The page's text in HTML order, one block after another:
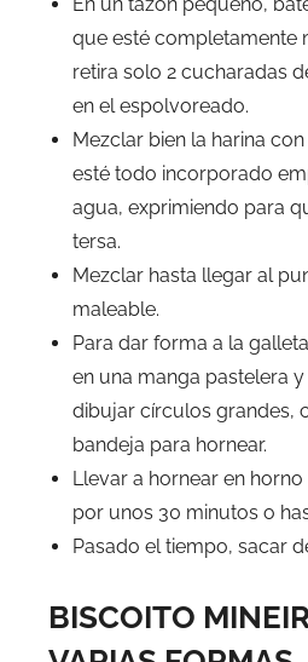
que esté completamente
retira solo 2 cucharadas
en el espolvoreado.
Mezclar bien la harina
esté todo incorporado
agua, exprimiendo para
tersa.
Mezclar hasta llegar al
maleable.
Para dar forma a la
en una manga pastelera
dibujar círculos grandes,
bandeja para hornear.
Llevar a hornear en
por unos 30 minutos o
Pasado el tiempo, sacar
BISCOITO